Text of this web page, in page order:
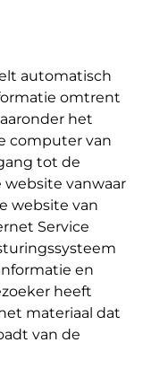
automatisch
omtrent
het
computer van
tot de
vanwaar
website van
Service
en
heeft
materiaal dat
van de